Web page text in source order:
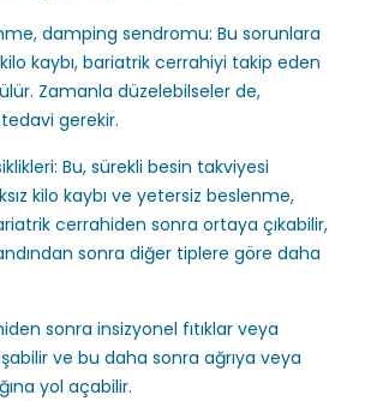
damping sendromu: Bu sorunlara
kaybı, bariatrik cerrahiyi takip eden
Zamanla düzelebilseler de,
gerekir.
Bu, sürekli besin takviyesi
kilo kaybı ve yetersiz beslenme,
cerrahiden sonra ortaya çıkabilir,
sonra diğer tiplere göre daha
sonra insizyonel fıtıklar veya
ve bu daha sonra ağrıya veya
yol açabilir.